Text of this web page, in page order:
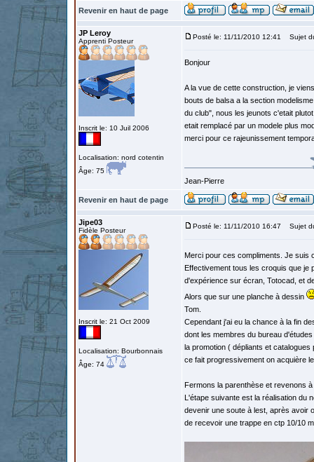
Revenir en haut de page
JP Leroy
Apprenti Posteur
Inscrit le: 10 Juil 2006
Localisation: nord cotentin
Âge: 75
Posté le: 11/11/2010 12:41 Sujet
Bonjour
A la vue de cette construction, je
bouts de balsa a la section
du club", nous les jeunots c'etait
etait remplacé par un modele plus
merci pour ce rajeunissement
Jean-Pierre
Revenir en haut de page
Jipe03
Fidèle Posteur
Inscrit le: 21 Oct 2009
Localisation: Bourbonnais
Âge: 74
Posté le: 11/11/2010 16:47 Sujet
Merci pour ces compliments. Je suis
Effectivement tous les croquis que je
d'expérience sur écran, Totocad, et
Alors que sur une planche à dessin
Tom.
Cependant j'ai eu la chance à la fin
dont les membres du bureau
la promotion ( dépliants et
ce fait progressivement on acquière
Fermons la parenthèse et revenons
L'étape suivante est la réalisation du
devenir une soute à lest, après avoir
de recevoir une trappe en ctp 10/10